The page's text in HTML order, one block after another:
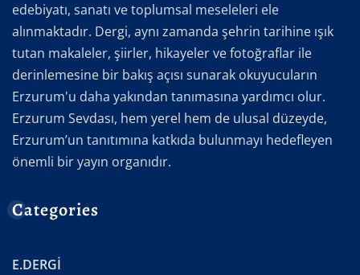
edebiyatı, sanatı ve toplumsal meseleleri ele
alınmaktadır. Dergi, aynı zamanda şehrin tarihine ışık
tutan makaleler, şiirler, hikayeler ve fotoğraflar ile
derinlemesine bir bakış açısı sunarak okuyucuların
Erzurum'u daha yakından tanımasına yardımcı olur.
Erzurum Sevdası, hem yerel hem de ulusal düzeyde,
Erzurum’un tanıtımına katkıda bulunmayı hedefleyen
önemli bir yayın organıdır.
Categories
E.DERGİ